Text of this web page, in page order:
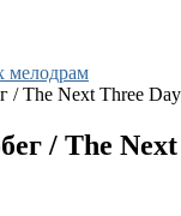
мелодрам
/ The Next Three
/ The